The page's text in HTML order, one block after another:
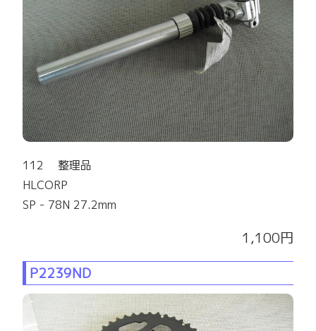
112 整理品
HLCORP
SP - 78N 27.2mm
1,100円
P2239ND